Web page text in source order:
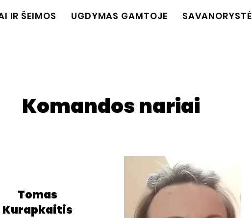
IR ŠEIMOS UGDYMAS GAMTOJE SAVANORYSTĖ
Komandos nariai
Tomas
Kurapkaitis